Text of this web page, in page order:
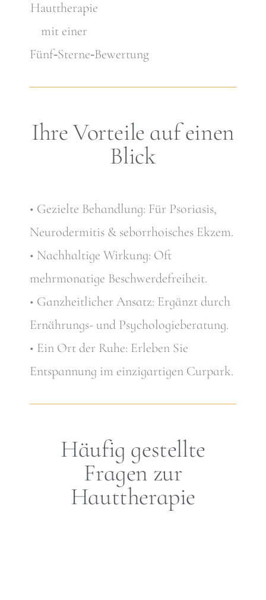
Ihre Vorteile auf einen
Blick
• Gezielte Behandlung: Für Psoriasis,
Neurodermitis & seborrhoisches Ekzem.
• Nachhaltige Wirkung: Oft
mehrmonatige Beschwerdefreiheit.
• Ganzheitlicher Ansatz: Ergänzt durch
Ernährungs- und Psychologieberatung.
• Ein Ort der Ruhe: Erleben Sie
Entspannung im einzigartigen Curpark.
Häufig gestellte
Fragen zur
Hauttherapie